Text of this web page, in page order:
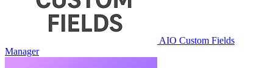
AIO Custom Fields
Manager